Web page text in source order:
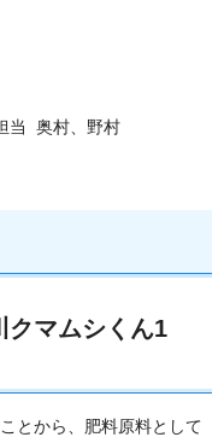
当 奥村、野村
クマムシくん1
とから、肥料原料として